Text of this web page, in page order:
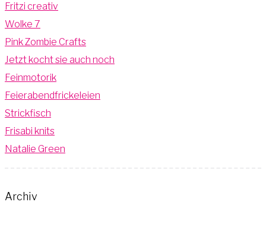
Fritzi creativ
Wolke 7
Pink Zombie Crafts
Jetzt kocht sie auch noch
Feinmotorik
Feierabendfrickeleien
Strickfisch
Frisabi knits
Natalie Green
Archiv